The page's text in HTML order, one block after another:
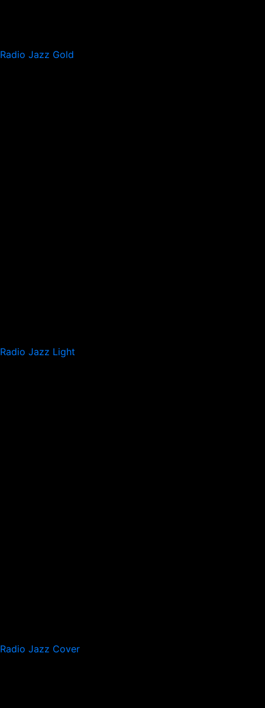
Radio Jazz Gold
Radio Jazz Light
Radio Jazz Cover